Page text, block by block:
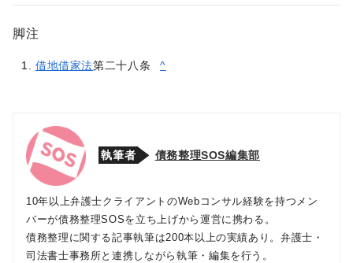
脚注
借地借家法第二十八条 ^
執筆者 債務整理SOS編集部
10年以上弁護士クライアントのWebコンサル経験を持つメン
バーが債務整理SOSを立ち上げから運営に携わる。
債務整理に関する記事執筆は200本以上の実績あり。弁護士・
司法書士事務所と連携しながら執筆・編集を行う。